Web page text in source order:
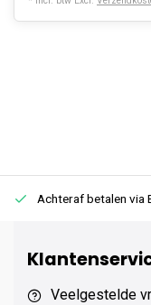
Achteraf betalen via
Veelgestelde